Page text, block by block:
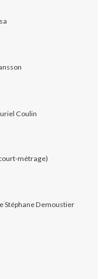
Coulin
métrage)
Stéphane Demoustier